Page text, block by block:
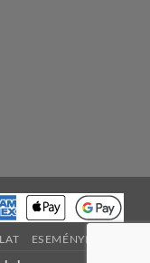
ESEMÉNYNAPTÁR